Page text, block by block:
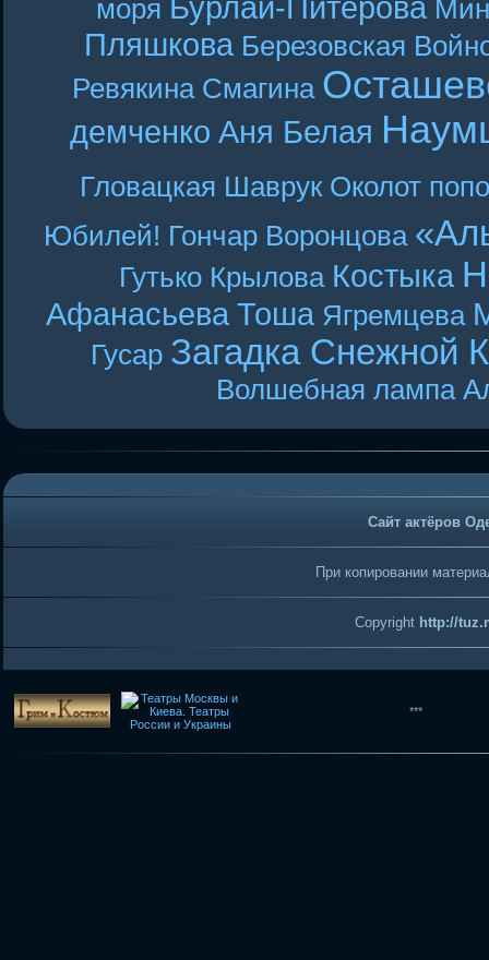
моря
Пляшкова Березовская
Ревякина Смагина
демченко Аня Белая
Гловацкая Шаврук Околот
Юбилей! Гончар Воронцова
Гутько Крылова Костыка
Афанасьева Тоша Ягремцева
Гусар Загадка Снежной
Волшебная лампа
Сайт актёров
При копировании
Copyright http://
***